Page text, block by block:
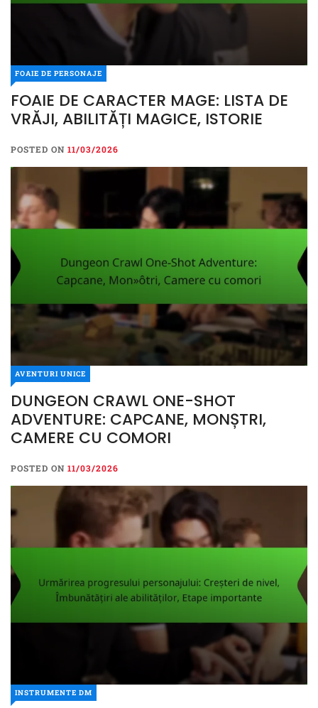
FOAIE DE PERSONAJE
FOAIE DE CARACTER MAGE: LISTA DE
VRĂJI, ABILITĂȚI MAGICE, ISTORIE
POSTED ON 11/03/2026
AVENTURI UNICE
DUNGEON CRAWL ONE-SHOT
ADVENTURE: CAPCANE, MONȘTRI,
CAMERE CU COMORI
POSTED ON 11/03/2026
INSTRUMENTE DM